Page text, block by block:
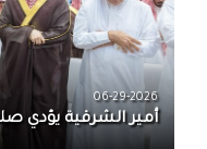
06-29-2026
أمير الشرقية يؤدي